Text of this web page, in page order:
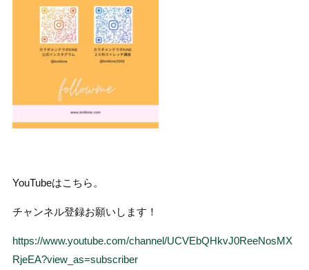
YouTubeはこちら。
チャンネル登録お願いします！
https://www.youtube.com/channel/UCVEbQHkvJ0ReeNosMX
RjeEA?view_as=subscriber